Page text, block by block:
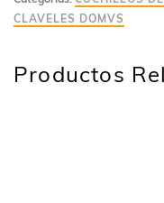
CLAVELES DOMVS
Productos